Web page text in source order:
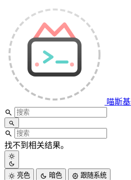
喵斯
找不到相关结果。
亮色 暗色 跟随系统